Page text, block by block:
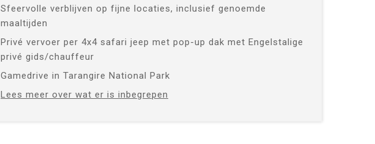
Sfeervolle verblijven op fijne locaties, inclusief genoemde
maaltijden
Privé vervoer per 4x4 safari jeep met pop-up dak met Engelstalige
privé gids/chauffeur
Gamedrive in Tarangire National Park
Lees meer over wat er is inbegrepen